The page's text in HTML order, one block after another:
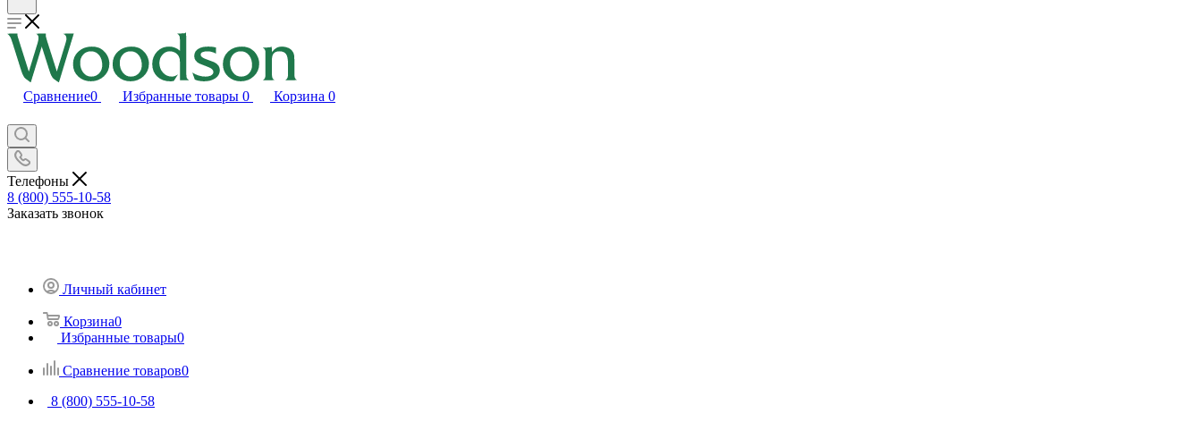
Сравнение0 Избранные товары 0 Корзина 0
Телефоны
8 (800) 555-10-58
Заказать звонок
Личный кабинет
Корзина0
Избранные товары0
Сравнение товаров0
8 (800) 555-10-58